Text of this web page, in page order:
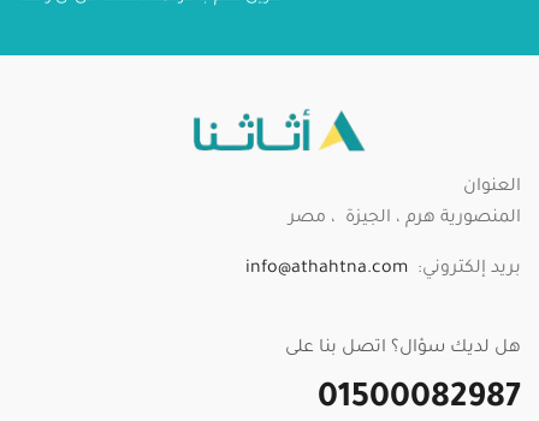
العنوان
المنصورية هرم ، الجيزة ، مصر
بريد إلكتروني: info@athahtna.com
هل لديك سؤال؟ اتصل بنا على
01500082987